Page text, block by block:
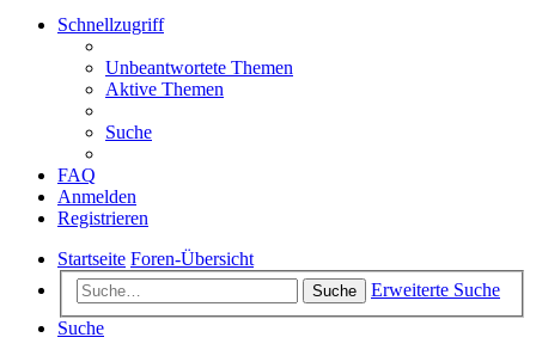
Schnellzugriff
Unbeantwortete Themen
Aktive Themen
Suche
FAQ
Anmelden
Registrieren
Startseite Foren-Übersicht
Suche
Erweiterte Suche
Suche